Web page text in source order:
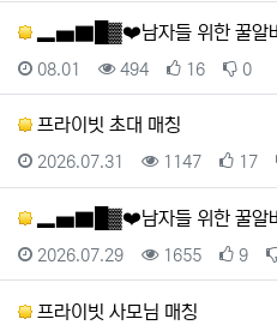
▂▅▇█▓❤️남자들 위한 꿀
등록일
08.01 조회
494 추천
16 비추천
0
프라이빗 초대 매칭
등록일
2026.07.31 조회
1147 추천
17
▂▅▇█▓❤️남자들 위한 꿀
등록일
2026.07.29 조회
1655 추천
9
프라이빗 사모님 매칭